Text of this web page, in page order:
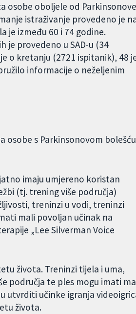
osobe oboljele od Parkinsonove
istraživanje provedeno je
je između 60 i 74 godine.
je provedeno u SAD-u (34
o kretanju (2721 ispitanik), 48
informacije o neželjenim
osobe s Parkinsonovom bolešću
imaju umjereno koristan
(tj. trening više područja)
treninzi u vodi, treninzi
mali povoljan učinak na
„Lee Silverman Voice
života. Treninzi tijela i uma,
područja te ples mogu imati
utvrditi učinke igranja
života.